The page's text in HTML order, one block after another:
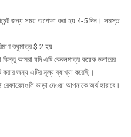
জন্য সময় অপেক্ষা করা হয় 4-5 দিন। সমস্ত
শুধুমাত্র $ 2 হয়
আমরা যদি এটি কেবলমাত্র কয়েক ডলারের
জন্য এটির মূল্য ব্যাখ্যা করেছি।
ভাড়া দেওয়া আপনাকে অর্থ হারাবে।